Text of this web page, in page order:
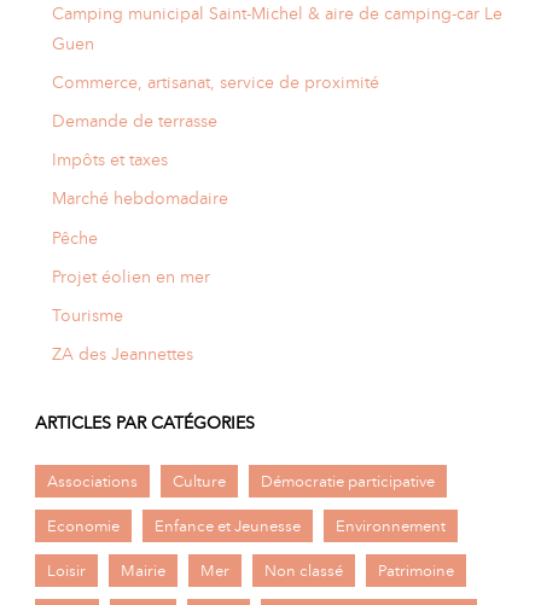
Camping municipal Saint-Michel & aire de camping-car Le
Guen
Commerce, artisanat, service de proximité
Demande de terrasse
Impôts et taxes
Marché hebdomadaire
Pêche
Projet éolien en mer
Tourisme
ZA des Jeannettes
ARTICLES PAR CATÉGORIES
Associations Culture Démocratie participative
Economie Enfance et Jeunesse Environnement
Loisir Mairie Mer Non classé Patrimoine